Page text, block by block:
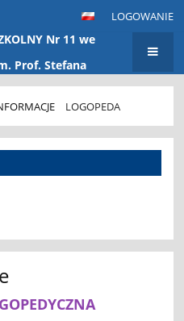
LOGOWANIE
Nr 11 we
Prof. Stefana
LOGOPEDA